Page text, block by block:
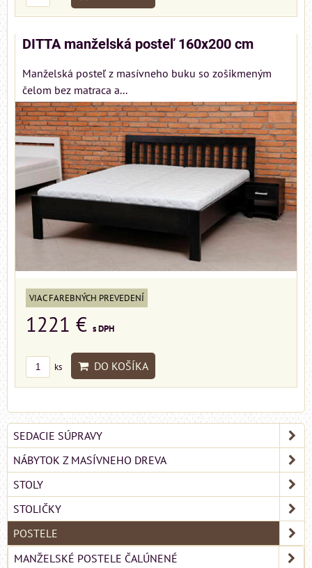
DITTA manželská posteľ 160x200 cm
Manželská posteľ z masívneho buku so zošikmeným
čelom bez matraca a...
VIAC FAREBNÝCH PREVEDENÍ
1221 € s DPH
ks DO KOŠÍKA
SEDACIE SÚPRAVY
NÁBYTOK Z MASÍVNEHO DREVA
STOLY
STOLIČKY
POSTELE
MANŽELSKÉ POSTELE ČALÚNENÉ